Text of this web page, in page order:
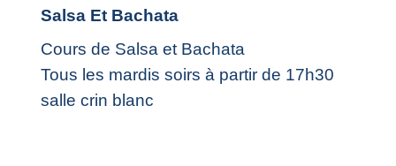
Salsa Et Bachata
Cours de Salsa et Bachata
Tous les mardis soirs à partir de 17h30
salle crin blanc